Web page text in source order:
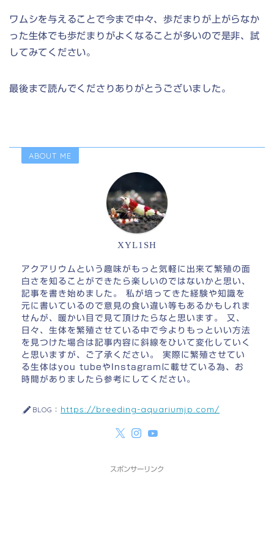
ワムシを与えることで今まで中々、歩だまりが上がらなか
った生体でも歩だまりがよくなることが多いので是非、試
してみてください。
最後まで読んでくださりありがとうございました。
ABOUT ME
XYL1SH
アクアリウムという趣味がもっと気軽に出来て繁殖の面
白さを知ることができたら楽しいのではないかと思い、
記事を書き始めました。 私が培ってきた経験や知識を
元に書いているので意見の食い違い等もあるかもしれま
せんが、暖かい目で見て頂けたらなと思います。 又、
日々、生体を繁殖させている中で今よりもっといい方法
を見つけた場合は記事内容に斜線をひいて変化していく
と思いますが、ご了承ください。 実際に繁殖させてい
る生体はyou tubeやInstagramに載せている為、お
時間がありましたら参考にしてください。
BLOG： https://breeding-aquariumjp.com/
スポンサーリンク